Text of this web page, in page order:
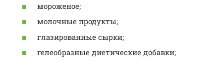
мороженое;
молочные продукты;
глазированные сырки;
гелеобразные диетические добавки;